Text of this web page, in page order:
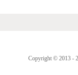
Copyright © 2013 -